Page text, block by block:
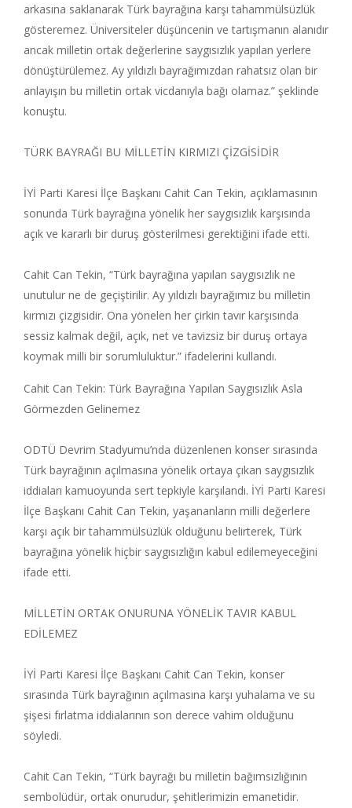
arkasına saklanarak Türk bayrağına karşı tahammülsüzlük
gösteremez. Üniversiteler düşüncenin ve tartışmanın alanıdır
ancak milletin ortak değerlerine saygısızlık yapılan yerlere
dönüştürülemez. Ay yıldızlı bayrağımızdan rahatsız olan bir
anlayışın bu milletin ortak vicdanıyla bağı olamaz.” şeklinde
konuştu.
TÜRK BAYRAĞI BU MİLLETİN KIRMIZI ÇİZGİSİDİR
İYİ Parti Karesi İlçe Başkanı Cahit Can Tekin, açıklamasının
sonunda Türk bayrağına yönelik her saygısızlık karşısında
açık ve kararlı bir duruş gösterilmesi gerektiğini ifade etti.
Cahit Can Tekin, “Türk bayrağına yapılan saygısızlık ne
unutulur ne de geçiştirilir. Ay yıldızlı bayrağımız bu milletin
kırmızı çizgisidir. Ona yönelen her çirkin tavır karşısında
sessiz kalmak değil, açık, net ve tavizsiz bir duruş ortaya
koymak milli bir sorumluluktur.” ifadelerini kullandı.
Cahit Can Tekin: Türk Bayrağına Yapılan Saygısızlık Asla
Görmezden Gelinemez
ODTÜ Devrim Stadyumu’nda düzenlenen konser sırasında
Türk bayrağının açılmasına yönelik ortaya çıkan saygısızlık
iddiaları kamuoyunda sert tepkiyle karşılandı. İYİ Parti Karesi
İlçe Başkanı Cahit Can Tekin, yaşananların milli değerlere
karşı açık bir tahammülsüzlük olduğunu belirterek, Türk
bayrağına yönelik hiçbir saygısızlığın kabul edilemeyeceğini
ifade etti.
MİLLETİN ORTAK ONURUNA YÖNELİK TAVIR KABUL
EDİLEMEZ
İYİ Parti Karesi İlçe Başkanı Cahit Can Tekin, konser
sırasında Türk bayrağının açılmasına karşı yuhalama ve su
şişesi fırlatma iddialarının son derece vahim olduğunu
söyledi.
Cahit Can Tekin, “Türk bayrağı bu milletin bağımsızlığının
sembolüdür, ortak onurudur, şehitlerimizin emanetidir.